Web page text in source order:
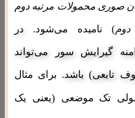
صوری محمولات مرتبه دوم
) نامیده می‌شود. در
گیرایش سور می‌تواند
تابعی) باشد. برای مثال
تک موضعی (یعنی یک